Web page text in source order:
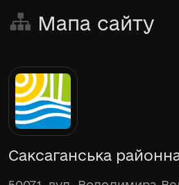
Мапа сайту
Саксаганська